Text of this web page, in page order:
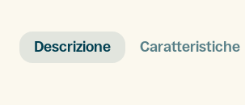
Descrizione Caratteristiche